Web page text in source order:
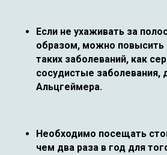
Если не ухаживать за
образом, можно повысить
таких заболеваний, как
сосудистые заболевания,
Альцгеймера.
Необходимо посещать
чем два раза в год для